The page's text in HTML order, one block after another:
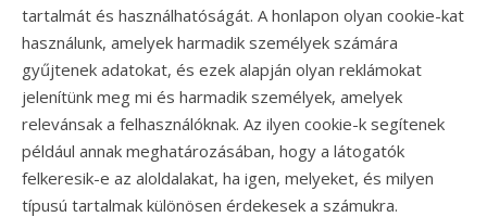
tartalmát és használhatóságát. A honlapon olyan cookie-kat
használunk, amelyek harmadik személyek számára
gyűjtenek adatokat, és ezek alapján olyan reklámokat
jelenítünk meg mi és harmadik személyek, amelyek
relevánsak a felhasználóknak. Az ilyen cookie-k segítenek
például annak meghatározásában, hogy a látogatók
felkeresik-e az aloldalakat, ha igen, melyeket, és milyen
típusú tartalmak különösen érdekesek a számukra.